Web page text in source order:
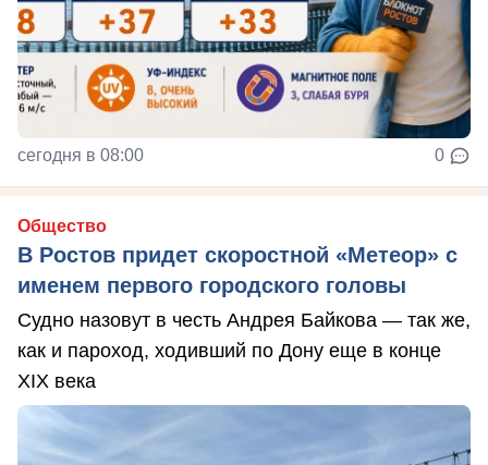
сегодня в 08:00 0
Общество
В Ростов придет скоростной «Метеор» с
именем первого городского головы
Судно назовут в честь Андрея Байкова — так же,
как и пароход, ходивший по Дону еще в конце
XIX века